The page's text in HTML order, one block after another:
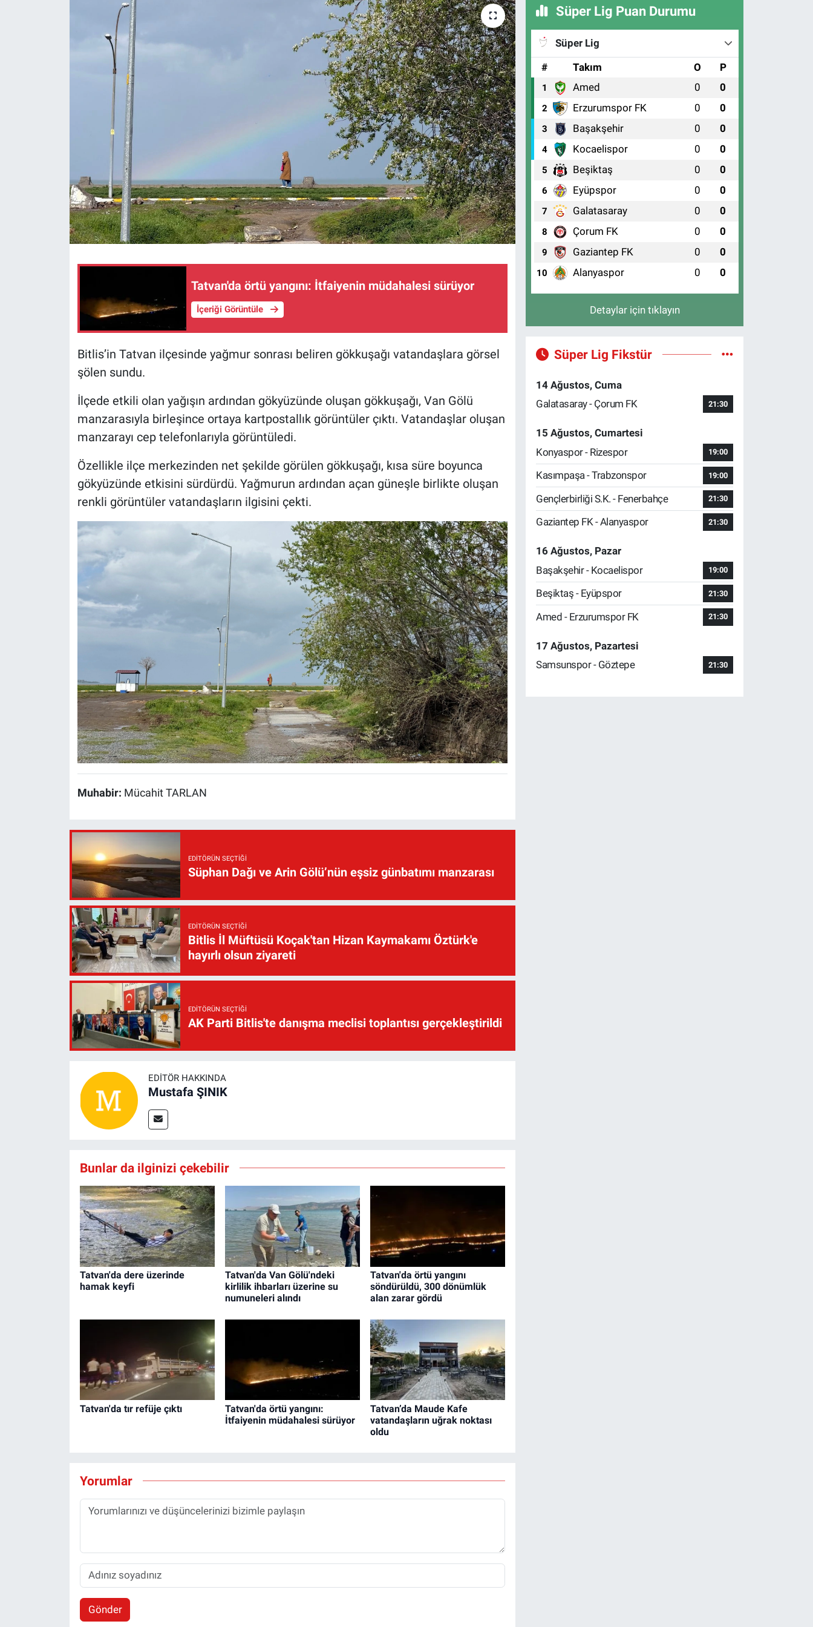
Tatvan'da örtü yangını: İtfaiyenin müdahalesi sürüyor
İçeriği Görüntüle
Bitlis’in Tatvan ilçesinde yağmur sonrası beliren gökkuşağı vatandaşlara görsel
şölen sundu.
İlçede etkili olan yağışın ardından gökyüzünde oluşan gökkuşağı, Van Gölü
manzarasıyla birleşince ortaya kartpostallık görüntüler çıktı. Vatandaşlar oluşan
manzarayı cep telefonlarıyla görüntüledi.
Özellikle ilçe merkezinden net şekilde görülen gökkuşağı, kısa süre boyunca
gökyüzünde etkisini sürdürdü. Yağmurun ardından açan güneşle birlikte oluşan
renkli görüntüler vatandaşların ilgisini çekti.
Muhabir: Mücahit TARLAN
EDITÖRÜN SEÇTIĞI
Süphan Dağı ve Arin Gölü’nün eşsiz günbatımı manzarası
EDITÖRÜN SEÇTIĞI
Bitlis İl Müftüsü Koçak'tan Hizan Kaymakamı Öztürk'e
hayırlı olsun ziyareti
EDITÖRÜN SEÇTIĞI
AK Parti Bitlis'te danışma meclisi toplantısı gerçekleştirildi
EDITÖR HAKKINDA
Mustafa ŞINIK
Bunlar da ilginizi çekebilir
Tatvan'da dere üzerinde
hamak keyfi
Tatvan'da Van Gölü'ndeki
kirlilik ihbarları üzerine su
numuneleri alındı
Tatvan'da örtü yangını
söndürüldü, 300 dönümlük
alan zarar gördü
Tatvan'da tır refüje çıktı
Tatvan'da örtü yangını:
İtfaiyenin müdahalesi sürüyor
Tatvan’da Maude Kafe
vatandaşların uğrak noktası
oldu
Yorumlar
Gönder
Süper Lig Puan Durumu
Süper Lig
#
Takım O P
1 Amed 0 0
2 Erzurumspor FK 0 0
3 Başakşehir 0 0
4 Kocaelispor 0 0
5 Beşiktaş 0 0
6 Eyüpspor 0 0
7 Galatasaray 0 0
8 Çorum FK 0 0
9 Gaziantep FK 0 0
10 Alanyaspor 0 0
Detaylar için tıklayın
Süper Lig Fikstür
14 Ağustos, Cuma
Galatasaray - Çorum FK
21:30
15 Ağustos, Cumartesi
Konyaspor - Rizespor
19:00
Kasımpaşa - Trabzonspor 19:00
Gençlerbirliği S.K. - Fenerbahçe 21:30
Gaziantep FK - Alanyaspor 21:30
16 Ağustos, Pazar
Başakşehir - Kocaelispor
19:00
Beşiktaş - Eyüpspor 21:30
Amed - Erzurumspor FK 21:30
17 Ağustos, Pazartesi
Samsunspor - Göztepe
21:30